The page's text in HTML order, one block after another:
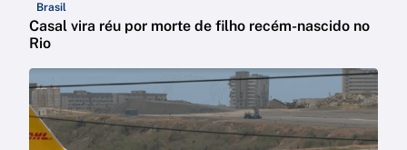
Brasil
Casal vira réu por morte de filho recém-nascido no
Rio